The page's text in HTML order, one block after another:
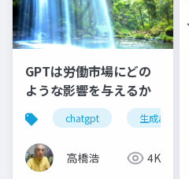
GPTは労働市場にどの
ような影響を与えるか
chatgpt 生成aiツール
高橋浩 4K